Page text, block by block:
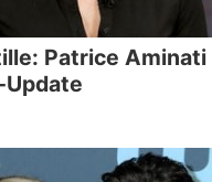
Patrice